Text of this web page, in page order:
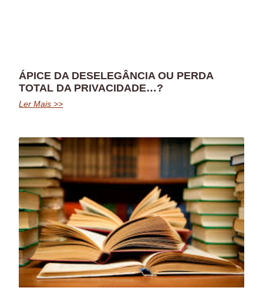
ÁPICE DA DESELEGÂNCIA OU PERDA
TOTAL DA PRIVACIDADE…?
Ler Mais >>